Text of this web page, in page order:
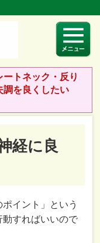
ートネック・反り
調を良くしたい
経に良
イント」という
すればいいので